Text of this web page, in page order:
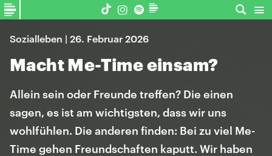
Sozialleben | 26. Februar 2026
Macht Me-Time einsam?
Allein sein oder Freunde treffen? Die einen
sagen, es ist am wichtigsten, dass wir uns
wohlfühlen. Die anderen finden: Bei zu viel Me-
Time gehen Freundschaften kaputt. Wir haben